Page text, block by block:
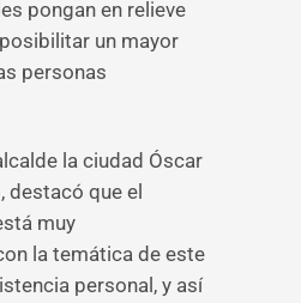
pongan en relieve
un mayor
personas
la ciudad Óscar
destacó que el
muy
la temática de este
personal, y así